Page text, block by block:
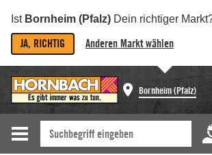
Ist Bornheim (Pfalz) Dein richtiger
JA, RICHTIG Anderen Markt wählen
Bornheim (Pfalz)